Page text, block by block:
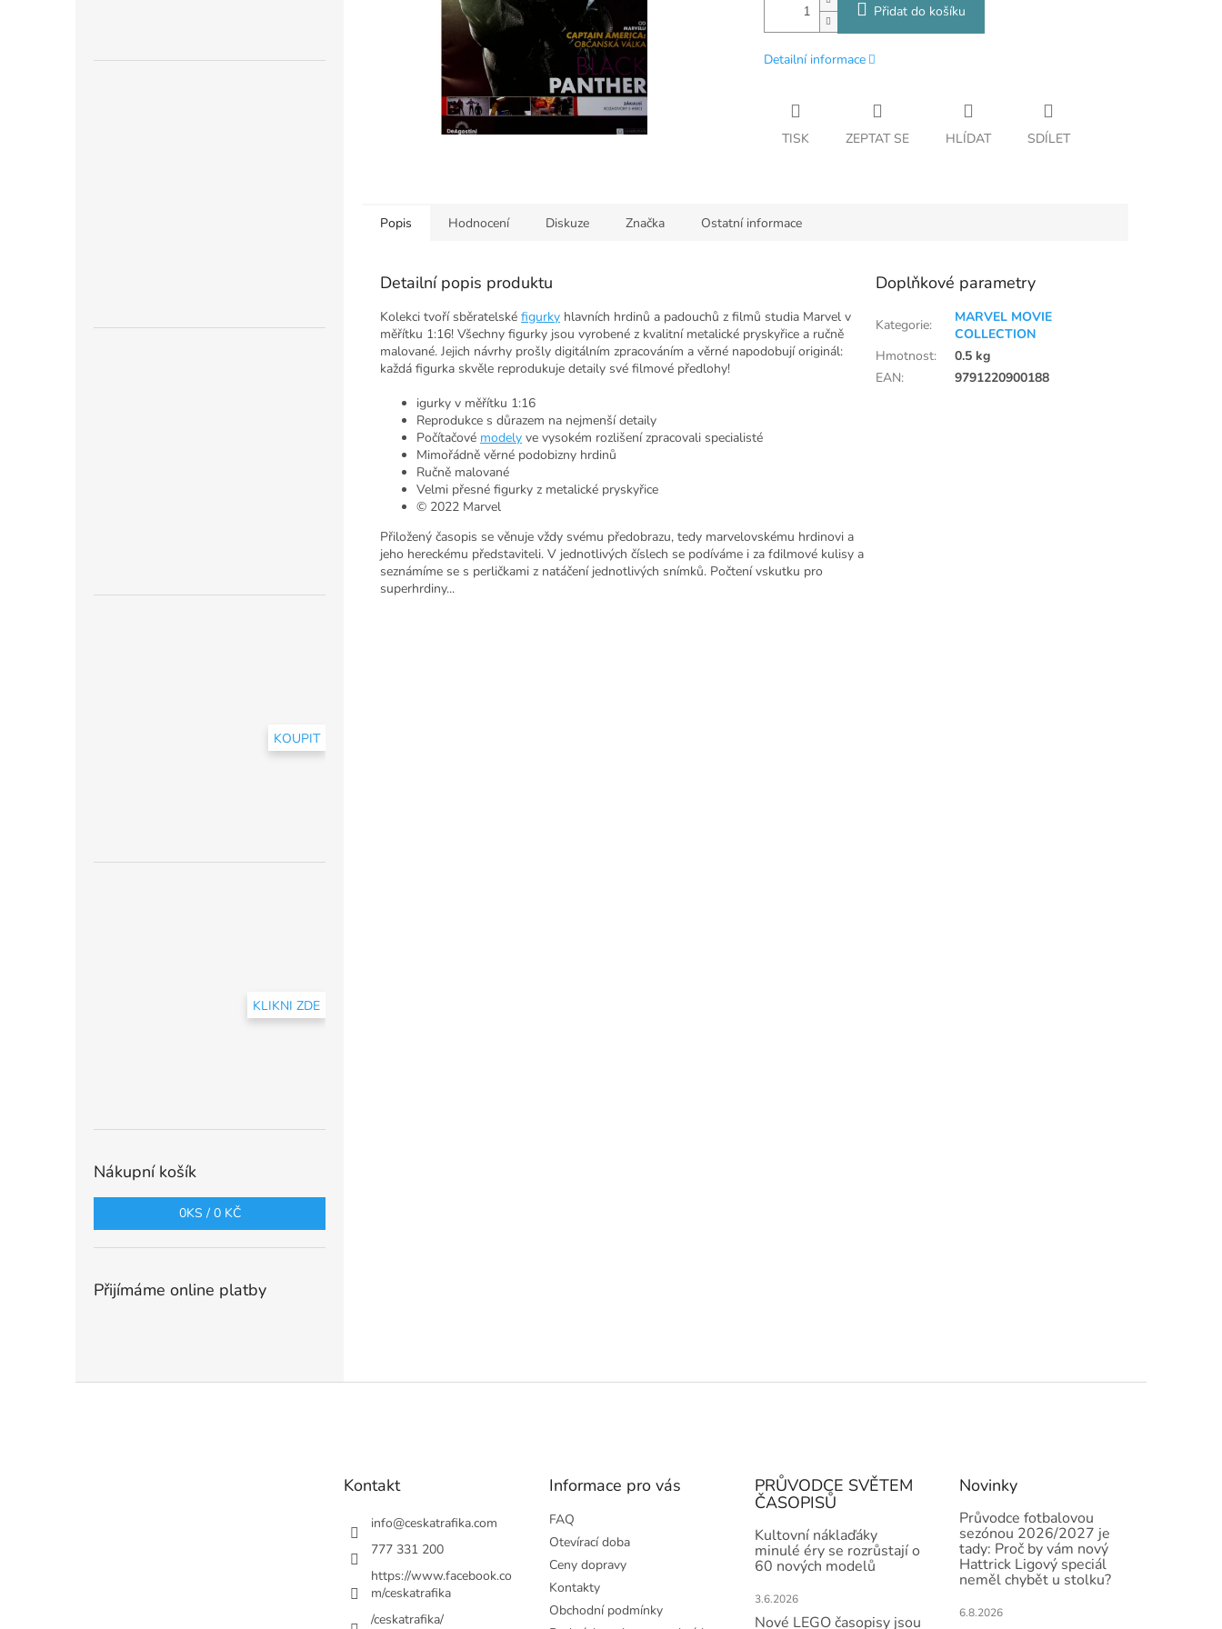
KOUPIT
KLIKNI ZDE
Nákupní košík
0KS / 0 KČ
Přijímáme online platby
Přidat do košíku
Detailní informace
TISK ZEPTAT SE HLÍDAT SDÍLET
Popis Hodnocení Diskuze Značka Ostatní informace
Detailní popis produktu
Kolekci tvoří sběratelské figurky hlavních hrdinů a padouchů z filmů studia Marvel v
měřítku 1:16! Všechny figurky jsou vyrobené z kvalitní metalické pryskyřice a ručně
malované. Jejich návrhy prošly digitálním zpracováním a věrné napodobují originál:
každá figurka skvěle reprodukuje detaily své filmové předlohy!
igurky v měřítku 1:16
Reprodukce s důrazem na nejmenší detaily
Počítačové modely ve vysokém rozlišení zpracovali specialisté
Mimořádně věrné podobizny hrdinů
Ručně malované
Velmi přesné figurky z metalické pryskyřice
© 2022 Marvel
Přiložený časopis se věnuje vždy svému předobrazu, tedy marvelovskému hrdinovi a
jeho hereckému představiteli. V jednotlivých číslech se podíváme i za fdilmové kulisy a
seznámíme se s perličkami z natáčení jednotlivých snímků. Počtení vskutku pro
superhrdiny...
Doplňkové parametry
Kategorie:
MARVEL MOVIE
COLLECTION
Hmotnost:
0.5 kg
EAN: 9791220900188
Kontakt
info@ceskatrafika.com
777 331 200
https://www.facebook.co
m/ceskatrafika
/ceskatrafika/
Informace pro vás
FAQ
Otevírací doba
Ceny dopravy
Kontakty
Obchodní podmínky
PRŮVODCE SVĚTEM
ČASOPISŮ
Kultovní náklaďáky
minulé éry se rozrůstají o
60 nových modelů
3.6.2026
Nové LEGO časopisy jsou
Novinky
Průvodce fotbalovou
sezónou 2026/2027 je
tady: Proč by vám nový
Hattrick Ligový speciál
neměl chybět u stolku?
6.8.2026